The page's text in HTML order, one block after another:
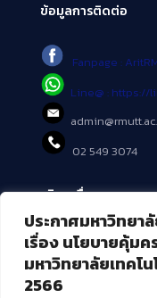
ประกาศมหาวิทยา
เรื่อง นโยบายคุ้ม
มหาวิทยาลัยเทคโ
2566
ข้อมูลการติดต่อ
Fanpage :
Line@ : https://
02 549 3074
บริการอื่นๆ ของ สวส.
ศูนย์สื่อดิจิทัล
ศูนย์นวัตกรรมและคว
ศูนย์พัฒนาและบริกา
สมัยใหม่ (MoSeC)